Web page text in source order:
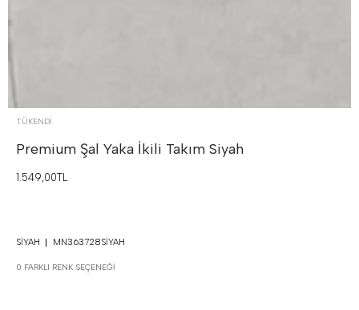
TÜKENDI
Premium Şal Yaka İkili Takım Siyah
1.549,00TL
SIYAH MN363728SIYAH
0 FARKLI RENK SEÇENEĞI